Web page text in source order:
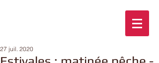
27 juil. 2020